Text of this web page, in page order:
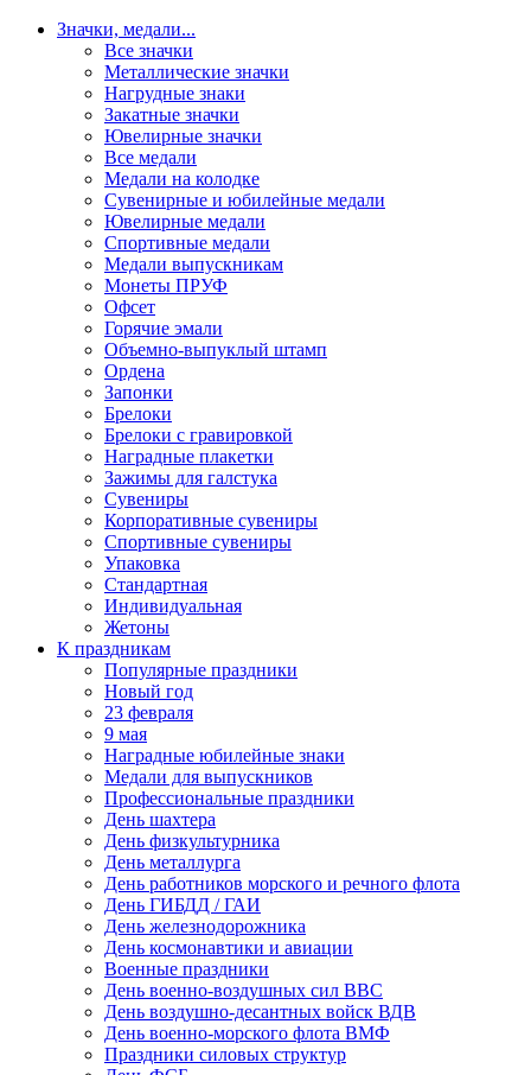
Значки, медали...
Все значки
Металлические значки
Нагрудные знаки
Закатные значки
Ювелирные значки
Все медали
Медали на колодке
Сувенирные и юбилейные медали
Ювелирные медали
Спортивные медали
Медали выпускникам
Монеты ПРУФ
Офсет
Горячие эмали
Объемно-выпуклый штамп
Ордена
Запонки
Брелоки
Брелоки с гравировкой
Наградные плакетки
Зажимы для галстука
Сувениры
Корпоративные сувениры
Спортивные сувениры
Упаковка
Стандартная
Индивидуальная
Жетоны
К праздникам
Популярные праздники
Новый год
23 февраля
9 мая
Наградные юбилейные знаки
Медали для выпускников
Профессиональные праздники
День шахтера
День физкультурника
День металлурга
День работников морского и речного флота
День ГИБДД / ГАИ
День железнодорожника
День космонавтики и авиации
Военные праздники
День военно-воздушных сил ВВС
День воздушно-десантных войск ВДВ
День военно-морского флота ВМФ
Праздники силовых структур